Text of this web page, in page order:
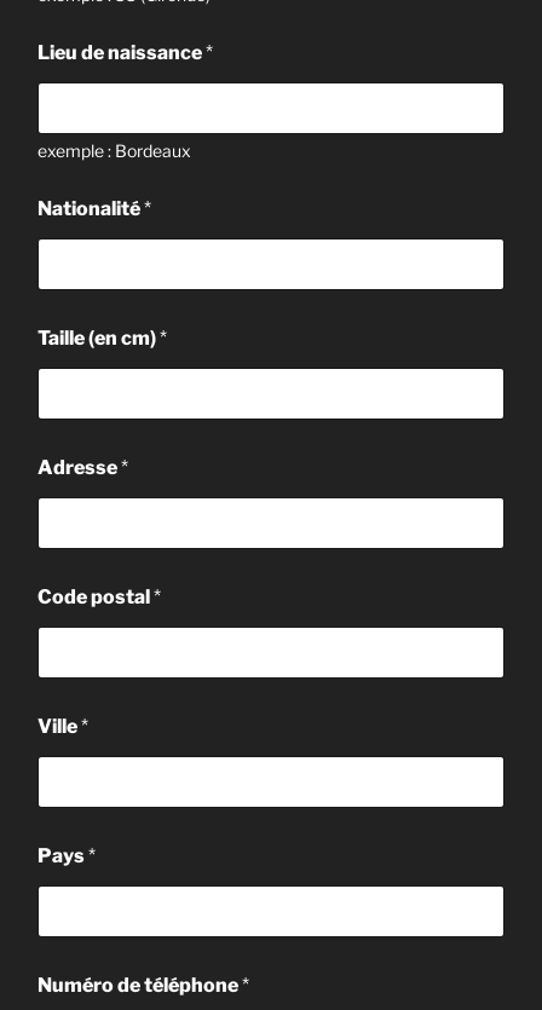
Lieu de naissance*
exemple : Bordeaux
Nationalité*
Taille (en cm)*
Adresse*
Code postal*
Ville*
Pays*
Numéro de téléphone*